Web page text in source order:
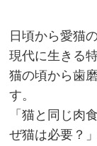
日頃から愛猫
現代に生きる
猫の頃から歯
す。
「猫と同じ肉
ぜ猫は必要？